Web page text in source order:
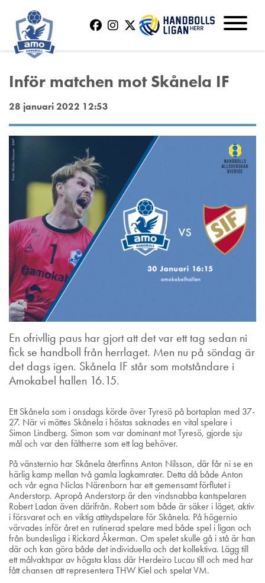
Inför matchen mot Skånela IF
28 januari 2022 12:53
En ofrivllig paus har gjort att det var ett tag sedan ni
fick se handboll från herrlaget. Men nu på söndag är
det dags igen. Skånela IF står som motståndare i
Amokabel hallen 16.15.
Ett Skånela som i onsdags körde över Tyresö på bortaplan med 37-
27. När vi möttes Skånela i höstas saknades en vital spelare i
Simon Lindberg. Simon som var dominant mot Tyresö, gjorde sju
mål och var den fältherre som ett lag behöver.
På vänsternio har Skånela återfinns Anton Nilsson, där får ni se en
härlig kamp mellan två gamla lagkamrater. Detta då både Anton
och vår egna Niclas Närenborn har ett gemensamt förflutet i
Anderstorp. Apropå Anderstorp är den vindsnabba kantspelaren
Robert Ladan även därifrån. Robert som både är säker i läget, aktiv
i försvaret och en viktig attitydspelare för Skånela. På högernio
värvades inför året en rutinerad spelare med både spel i ligan och
från bundesliga i Rickard Åkerman. Om spelet skulle gå i stå är han
där och kan göra både det individuella och det kollektiva. Lägg till
ett målvaktspar av högsta klass där Herdeiro Lucau till och med har
fått chansen att representera THW Kiel och spelat VM.